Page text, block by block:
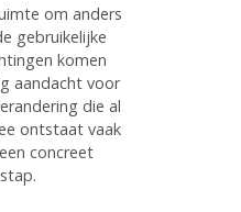
om anders
gebruikelijke
komen
aandacht voor
die al
ontstaat vaak
concreet